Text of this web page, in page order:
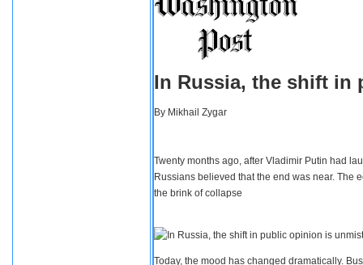
In Russia, the shift in
By Mikhail Zygar
Twenty months ago, after Vladimir Putin had
Russians believed that the end was near. The
the brink of collapse
Today, the mood has changed dramatically.